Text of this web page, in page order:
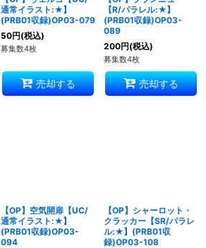
通常イラスト:★】
(PRB01収録)OP03-079
50円(税込)
募集数4枚
売却する
【R/パラレル:★】
(PRB01収録)OP03-
089
200円(税込)
募集数4枚
売却する
【OP】空気開扉【UC/
通常イラスト:★】
(PRB01収録)OP03-
094
【OP】シャーロット・
クラッカー【SR/パラレ
ル:★】(PRB01収
録)OP03-108